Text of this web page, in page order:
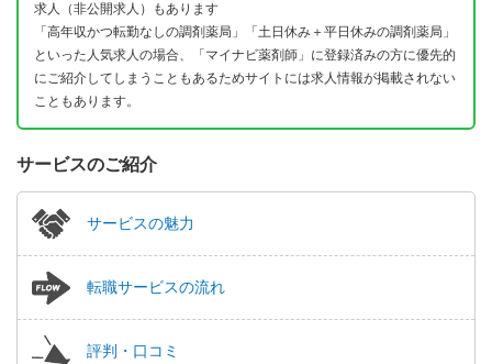
求人（非公開求人）もあります
「高年収かつ転勤なしの調剤薬局」「土日休み＋平日休みの調剤薬局」
といった人気求人の場合、「マイナビ薬剤師」に登録済みの方に優先的
にご紹介してしまうこともあるためサイトには求人情報が掲載されない
こともあります。
サービスのご紹介
サービスの魅力
転職サービスの流れ
評判・口コミ